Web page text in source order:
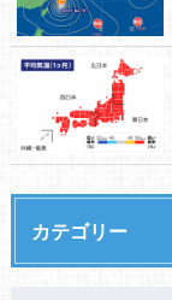
カテゴリー